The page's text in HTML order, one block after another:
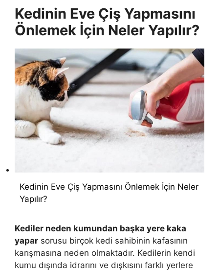
Kedinin Eve Çiş Yapmasını
Önlemek İçin Neler Yapılır?
Kedinin Eve Çiş Yapmasını Önlemek İçin Neler
Yapılır?
Kediler neden kumundan başka yere kaka
yapar sorusu birçok kedi sahibinin kafasının
karışmasına neden olmaktadır. Kedilerin kendi
kumu dışında idrarını ve dışkısını farklı yerlere